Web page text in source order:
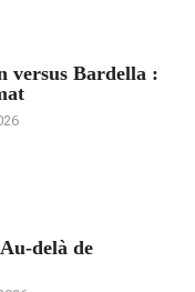
versus Bardella :
delà de